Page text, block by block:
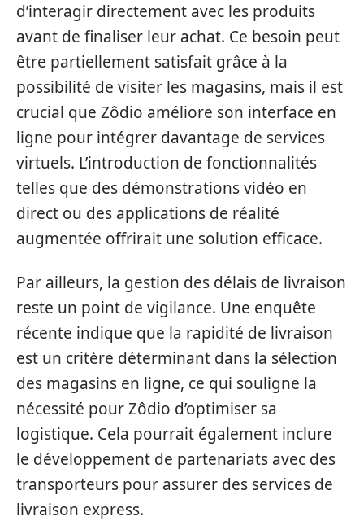
d’interagir directement avec les produits
avant de finaliser leur achat. Ce besoin peut
être partiellement satisfait grâce à la
possibilité de visiter les magasins, mais il est
crucial que Zôdio améliore son interface en
ligne pour intégrer davantage de services
virtuels. L’introduction de fonctionnalités
telles que des démonstrations vidéo en
direct ou des applications de réalité
augmentée offrirait une solution efficace.
Par ailleurs, la gestion des délais de livraison
reste un point de vigilance. Une enquête
récente indique que la rapidité de livraison
est un critère déterminant dans la sélection
des magasins en ligne, ce qui souligne la
nécessité pour Zôdio d’optimiser sa
logistique. Cela pourrait également inclure
le développement de partenariats avec des
transporteurs pour assurer des services de
livraison express.